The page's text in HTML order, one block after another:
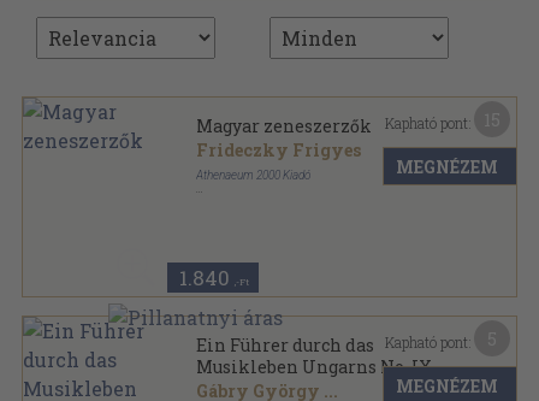
Magyar zeneszerzők
Frideczky Frigyes
Athenaeum 2000 Kiadó
1.840 ,-Ft
Kapható pont:
MEGNÉZEM
Ein Führer durch das
Musikleben Ungarns No. IX.
Gábry György ...
Kapható pont:
MEGNÉZEM